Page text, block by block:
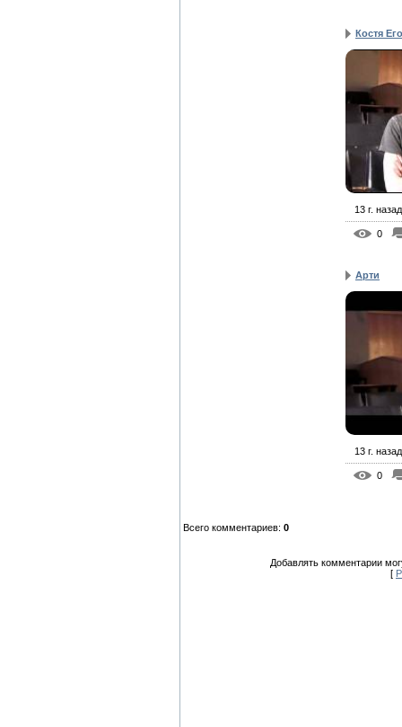
Костя
13 г. назад
0
Арти
13 г. назад
0
Всего комментариев: 0
Добавлять комментарии
[